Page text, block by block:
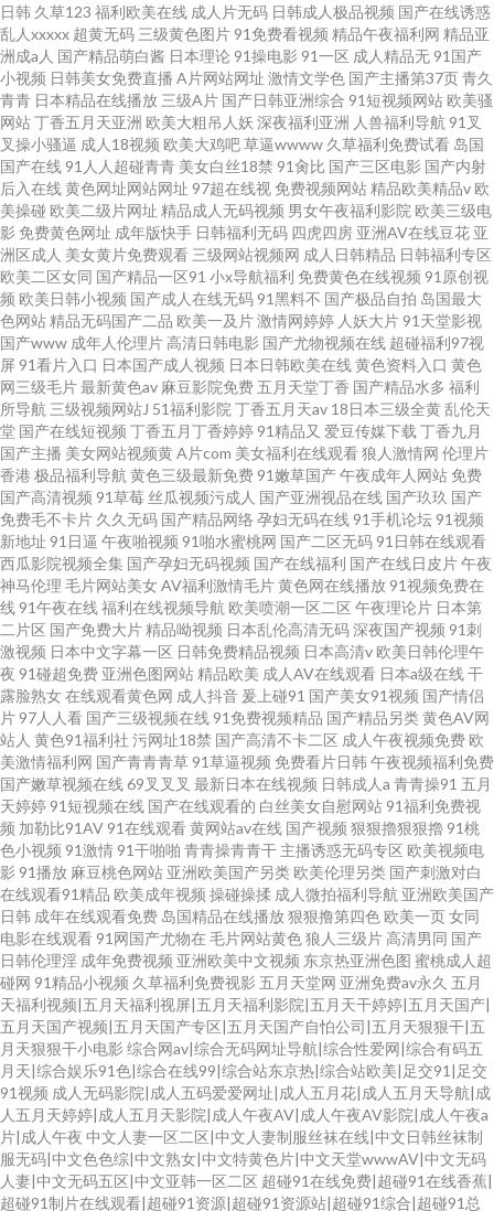
日韩 久草123 福利欧美在线 成人片无码 日韩成人极品视频 国产在线诱惑
乱人xxxxx 超黄无码 三级黄色图片 91免费看视频 精品午夜福利网 精品亚
洲成a人 国产精品萌白酱 日本理论 91操电影 91一区 成人精品无 91国产
小视频 日韩美女免费直播 A片网站网址 激情文学色 国产主播第37页青久
青青 日本精品在线播放 三级A片 国产日韩亚洲综合 91短视频网站 欧美骚
网站丁香五月天亚洲 欧美大粗吊人妖 深夜福利亚洲 人兽福利导航 91叉
叉操小骚逼 成人18视频 欧美大鸡吧草逼wwww 久草福利免费试看 岛国
国产在线 91人人超碰青青 美女白丝18禁 91肏比 国产三区电影 国产内射
后入在线黄色网址网站网址 97超在线视 免费视频网站 精品欧美精品v 欧
美操碰 欧美二级片网址 精品成人无码视频 男女午夜福利影院 欧美三级电
影 免费黄色网址 成年版快手 日韩福利无码 四虎四房 亚洲AV在线豆花 亚
洲区成人 美女黄片免费观看 三级网站视频网 成人日韩精品 日韩福利专区
欧美二区女同 国产精品一区91 小x导航福利 免费黄色在线视频 91原创视
频 欧美日韩小视频 国产成人在线无码 91黑料不 国产极品自拍 岛国最大
色网站 精品无码国产二品 欧美一及片激情网婷婷 人妖大片 91天堂影视
国产www 成年人伦理片 高清日韩电影 国产尤物视频在线 超碰福利97视
屏 91看片入口 日本国产成人视频 日本日韩欧美在线黄色资料入口 黄色
网三级毛片最新黄色av 麻豆影院免费 五月天堂丁香 国产精品水多 福利
所导航 三级视频网站J 51福利影院 丁香五月天av 18日本三级全黄乱伦天
堂 国产在线短视频 丁香五月丁香婷婷 91精品又 爱豆传媒下载 丁香九月
国产主播 美女网站视频黄A片com 美女福利在线观看狼人激情网 伦理片
香港 极品福利导航 黄色三级最新免费 91嫩草国产午夜成年人网站 免费
国产高清视频 91草莓 丝瓜视频污成人 国产亚洲视品在线 国产玖玖 国产
免费毛不卡片 久久无码 国产精品网络 孕妇无码在线 91手机论坛 91视频
新地址 91日逼 午夜啪视频 91啪水蜜桃网 国产二区无码 91日韩在线观看
西瓜影院视频全集 国产孕妇无码视频 国产在线福利 国产在线日皮片午夜
神马伦理 毛片网站美女AV福利激情毛片黄色网在线播放 91视频免费在
线 91午夜在线福利在线视频导航 欧美喷潮一区二区 午夜理论片 日本第
二片区 国产免费大片 精品呦视频 日本乱伦高清无码深夜国产视频 91刺
激视频 日本中文字幕一区 日韩免费精品视频 日本高清v 欧美日韩伦理午
夜 91碰超免费 亚洲色图网站 精品欧美 成人AV在线观看 日本a级在线干
露脸熟女在线观看黄色网 成人抖音 爰上碰91 国产美女91视频 国产情侣
片 97人人看 国产三级视频在线 91免费视频精品 国产精品另类黄色AV网
站人 黄色91福利社 污网址18禁 国产高清不卡二区 成人午夜视频免费 欧
美激情福利网 国产青青青草 91草逼视频 免费看片日韩 午夜视频福利免费
国产嫩草视频在线69叉叉叉 最新日本在线视频 日韩成人a 青青操91 五月
天婷婷 91短视频在线 国产在线观看的 白丝美女自慰网站 91福利免费视
频 加勒比91AV 91在线观看黄网站av在线 国产视频 狠狠擼狠狠擼 91桃
色小视频 91激情 91干啪啪 青青操青青干 主播诱惑无码专区 欧美视频电
影 91播放 麻豆桃色网站 亚洲欧美国产另类 欧美伦理另类 国产刺激对白
在线观看91精品 欧美成年视频 操碰操揉 成人微拍福利导航 亚洲欧美国产
日韩 成年在线观看免费 岛国精品在线播放狠狠撸第四色 欧美一页女同
电影在线观看 91网国产尤物在 毛片网站黄色狼人三级片 高清男同 国产
日韩伦理淫 成年免费视频 亚洲欧美中文视频 东京热亚洲色图 蜜桃成人超
碰网 91精品小视频 久草福利免费视影 五月天堂网 亚洲免费av永久 五月
天福利视频|五月天福利视屏|五月天福利影院|五月天干婷婷|五月天国产|
五月天国产视频|五月天国产专区|五月天国产自怕公司|五月天狠狠干|五
月天狠狠干小电影 综合网av|综合无码网址导航|综合性爱网|综合有码五
月天|综合娱乐91色|综合在线99|综合站东京热|综合站欧美|足交91|足交
91视频 成人无码影院|成人五码爱爱网址|成人五月花|成人五月天导航|成
人五月天婷婷|成人五月天影院|成人午夜AV|成人午夜AV影院|成人午夜a
片|成人午夜 中文人妻一区二区|中文人妻制服丝袜在线|中文日韩丝袜制
服无码|中文色色综|中文熟女|中文特黄色片|中文天堂wwwAV|中文无码
人妻|中文无码五区|中文亚韩一区二区 超碰91在线免费|超碰91在线香蕉|
超碰91制片在线观看|超碰91资源|超碰91资源站|超碰91综合|超碰91总